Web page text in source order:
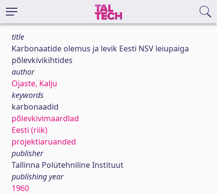
title
Karbonaatide olemus ja levik Eesti NSV leiupaiga
põlevkivikihtides
author
Ojaste, Kalju
keywords
karbonaadid
põlevkivimaardlad
Eesti (riik)
projektiaruanded
publisher
Tallinna Polütehniline Instituut
publishing year
1960